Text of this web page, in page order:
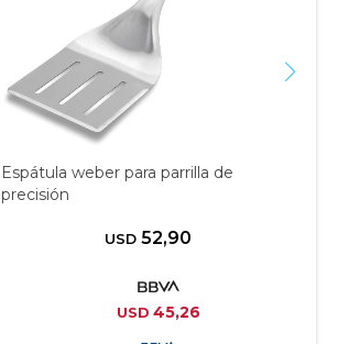
Espátula weber para parrilla de
precisión
USD 52,90
USD 45,26